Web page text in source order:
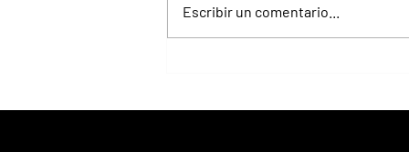
Escribir un comentario...